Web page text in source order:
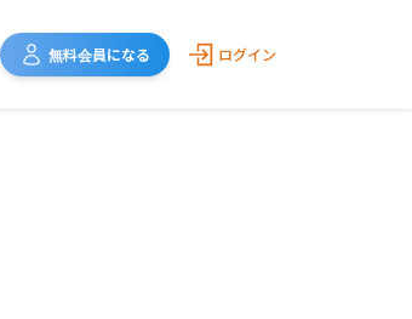
無料会員になる ログイン